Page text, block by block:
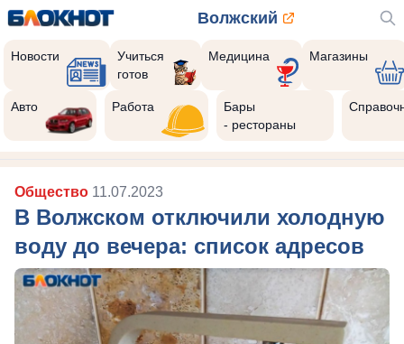
Волжский
Новости
Учиться
готов
Медицина Магазины
Авто Работа
Бары
- рестораны
Общество 11.07.2023
В Волжском отключили холодную
воду до вечера: список адресов
Реклама закроется через:
РЕКЛАМА • ISEE.RU